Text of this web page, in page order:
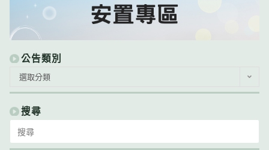
公告類別
類
別
選取分類
搜尋
for: